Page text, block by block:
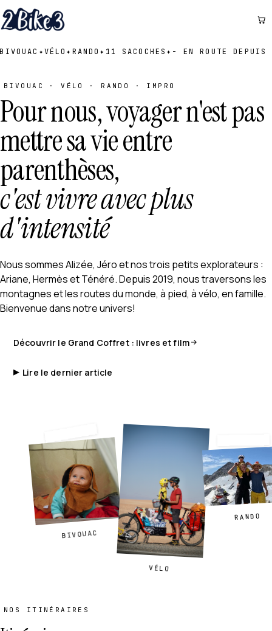
Aller
au
contenu
✦VÉLO✦RANDO✦11 SACOCHES✦- EN ROUTE DEPUIS
BIVOUAC · VÉLO · RANDO · IMPRO
Pour nous, voyager n'est pas
mettre sa vie entre
parenthèses,
c'est vivre avec plus
d'intensité
Nous sommes Alizée, Jéro et nos trois petits explorateurs :
Ariane, Hermès et Ténéré. Depuis 2019, nous traversons les
montagnes et les routes du monde, à pied, à vélo, en famille.
Bienvenue dans notre univers!
Découvrir le Grand Coffret : livres et film
▶ Lire le dernier article
BIVOUAC
VÉLO
RANDO
NOS ITINÉRAIRES